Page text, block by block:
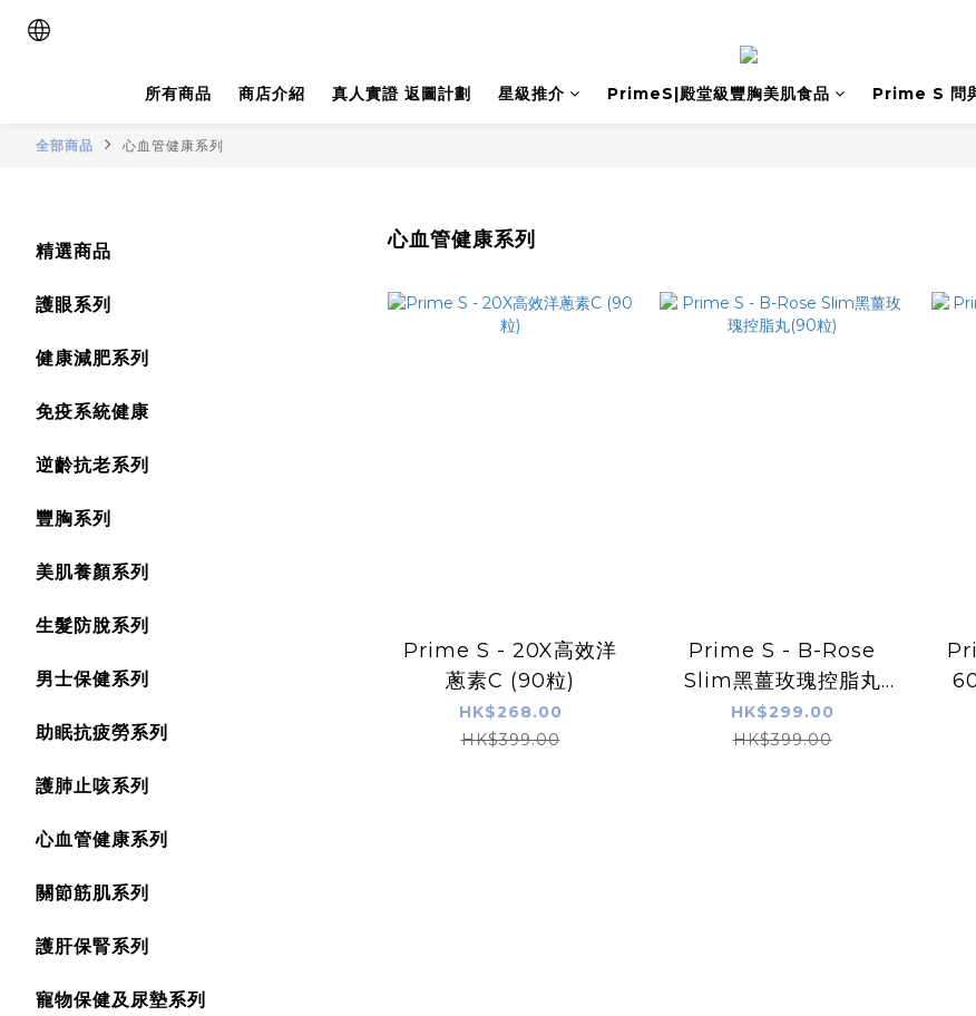
所有商品 商店介紹 真人實證 返圖計劃 星級推介 PrimeS|殿堂級豐胸美肌食品 Prime S 問
全部商品 心血管健康系列
精選商品
護眼系列
健康減肥系列
免疫系統健康
逆齡抗老系列
豐胸系列
美肌養顏系列
生髮防脫系列
男士保健系列
助眠抗疲勞系列
護肺止咳系列
心血管健康系列
關節筋肌系列
護肝保腎系列
寵物保健及尿墊系列
心血管健康系列
Prime S - 20X高效洋
蔥素C (90粒)
HK$268.00
HK$399.00
Prime S - B-Rose
Slim黑薑玫瑰控脂丸
(90粒)
HK$299.00
HK$399.00